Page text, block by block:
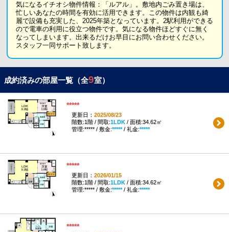
気になるイチオシ物件情報：「ルアル」。敷地内ごみ置き場は、
忙しいあなたの時間を有効に活用できます。この物件は内観も綺
麗で設備も充実した、2025年築となっています。2駅利用ができる
ので電車の利用に役立つ物件です。気になる物件ほどすぐに無く
なってしまいます。出来るだけお早目にお問い合わせください。
スタッフ一同サポート致します。
成約済みの部屋一覧（全9室）
*****
更新日： 2025/08/23
階数:1階 / 間取:1LDK/ 面積:34.62㎡
管理:***** / 敷金:*****/ 礼金:*****
*****
更新日： 2026/01/15
階数:1階 / 間取:1LDK/ 面積:34.62㎡
管理:***** / 敷金:*****/ 礼金:*****
*****